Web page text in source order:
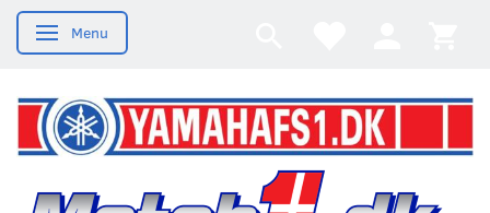
Skifte navigation
Menu